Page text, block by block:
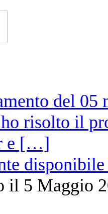
il 5 Maggio